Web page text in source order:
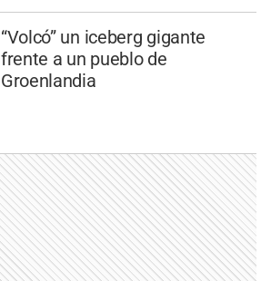
“Volcó” un iceberg gigante
frente a un pueblo de
Groenlandia